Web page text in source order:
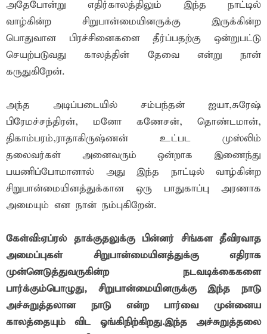
அதேபோன்று எதிர்காலத்திலும் இந்த நாட்டில்
வாழ்கின்ற சிறுபான்மையினருக்கு இருக்கின்ற
பொதுவான பிரச்சினைகளை தீர்ப்பதற்கு ஒன்றுபட்டு
செயற்படுவது காலத்தின் தேவை என்று நான்
கருதுகிறேன்.
அந்த அடிப்படையில் சம்பந்தன் ஐயா,சுரேஷ்
பிரேமச்சந்திரன், மனோ கணேசன், தொண்டமான்,
திகாம்பரம்,ராதாகிருஷ்ணன் உட்பட முஸ்லிம்
தலைவர்கள் அனைவரும் ஒன்றாக இணைந்து
பயணிப்போமானால் அது இந்த நாட்டில் வாழ்கின்ற
சிறுபான்மையினத்துக்கான ஒரு பாதுகாப்பு அரணாக
அமையும் என நான் நம்புகிறேன்.
கேள்வி:ஏப்ரல் தாக்குதலுக்கு பின்னர் சிங்கள தீவிரவாத
அமைப்புகள் சிறுபான்மையினத்துக்கு எதிராக
முன்னெடுத்துவருகின்ற நடவடிக்கைகளை
பார்க்கும்பொழுது, சிறுபான்மையினருக்கு இந்த நாடு
அச்சுறுத்தலான நாடு என்ற பார்வை முன்னைய
காலத்தையும் விட ஓங்கிநிற்கிறது.இந்த அச்சுறுத்தலை